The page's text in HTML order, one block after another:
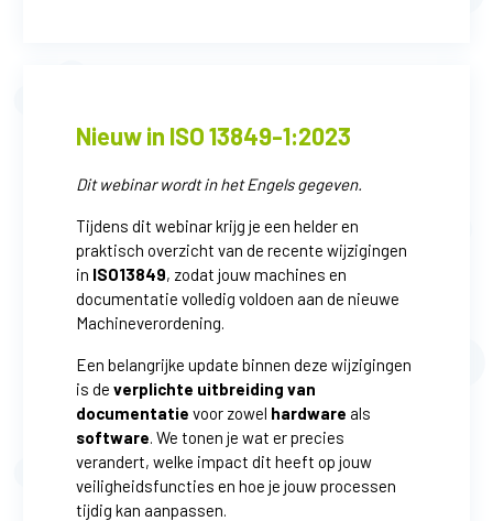
Nieuw in ISO 13849-1:2023
Dit webinar wordt in het Engels gegeven.
Tijdens dit webinar krijg je een helder en
praktisch overzicht van de recente wijzigingen
in ISO13849, zodat jouw machines en
documentatie volledig voldoen aan de nieuwe
Machineverordening.
Een belangrijke update binnen deze wijzigingen
is deverplichte uitbreiding van
documentatie voor zowel hardware als
software. We tonen je wat er precies
verandert, welke impact dit heeft op jouw
veiligheidsfuncties en hoe je jouw processen
tijdig kan aanpassen.